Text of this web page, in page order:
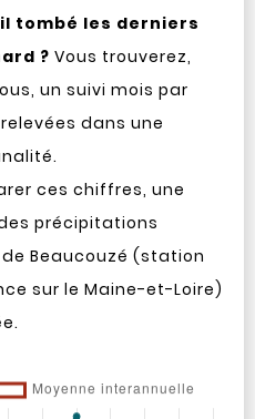
tombé les derniers
? Vous trouverez,
un suivi mois par
dans une
ces chiffres, une
précipitations
Beaucouzé (station
sur le Maine-et-Loire)